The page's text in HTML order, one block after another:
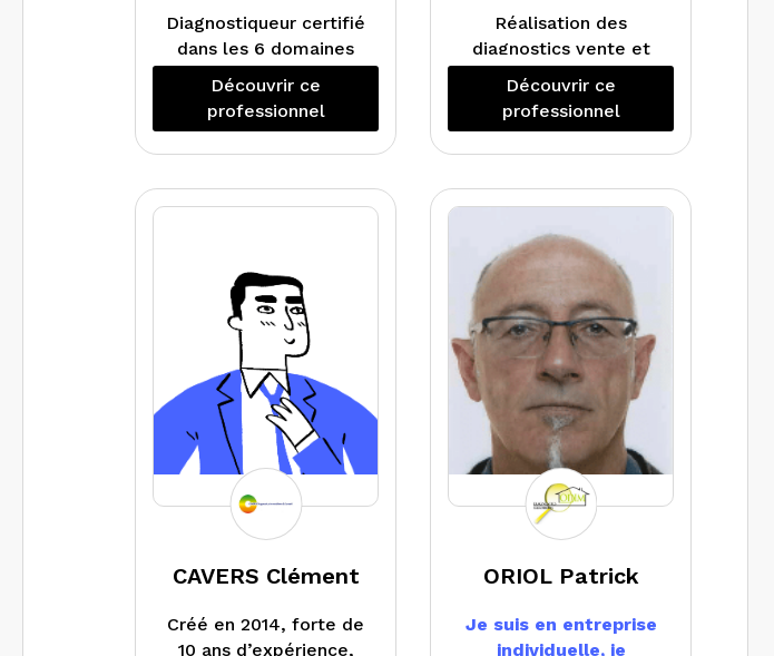
Diagnostiqueur certifié
dans les 6 domaines
amiante, plomb, Dpe
mention, électricité,
gaz termites
j’interviens dans les
Finistère.
Découvrir ce
professionnel
Réalisation des
diagnostics vente et
location.
Découvrir ce
professionnel
CAVERS Clément
Créé en 2014, forte de
10 ans d’expérience,
ORIOL Patrick
Je suis en entreprise
individuelle, je